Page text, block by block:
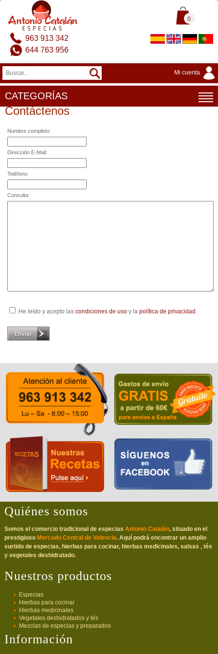
0
963 913 342
644 763 956
Mi cuenta
CATEGORÍAS
Contáctenos
Nombre completo:
Dirección E-Mail:
Teléfono:
Consulta:
He leído y acepto las condiciones de uso y la política de privacidad
Quiénes somos
Somos el comercio tradicional de especias Antonio Catalán, situado en el
prestigioso Mercado Central de Valencia. Aquí podrá encontrar un amplio
surtido de especias, hierbas para cocinar, hierbas medicinales, salsas , tés
y vegetales deshidratado.
Nuestros productos
Especias
Hierbas para cocinar
Hierbas medicinales
Vegetales deshidratados y tés
Mezclas de especias y preparados
Información